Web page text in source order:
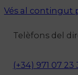
Vés al contingut
Telèfons del
(+34) 971 07 23
OCI